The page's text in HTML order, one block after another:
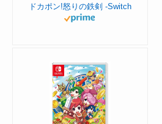
ドカポン!怒りの鉄剣 -Switch